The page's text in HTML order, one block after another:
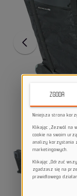
ZGODA
Niniejsza strona
Klikając „Zezwól na
cookie na swoim
analizy korzystania
marketingowych.
Klikając „Odrzuć
zgadzasz się na
prawidłowego